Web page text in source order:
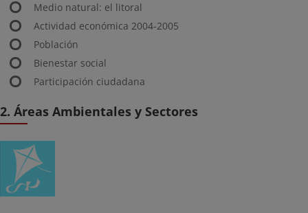
Medio natural: el litoral
Actividad económica 2004-2005
Población
Bienestar social
Participación ciudadana
2. Áreas Ambientales y Sectores